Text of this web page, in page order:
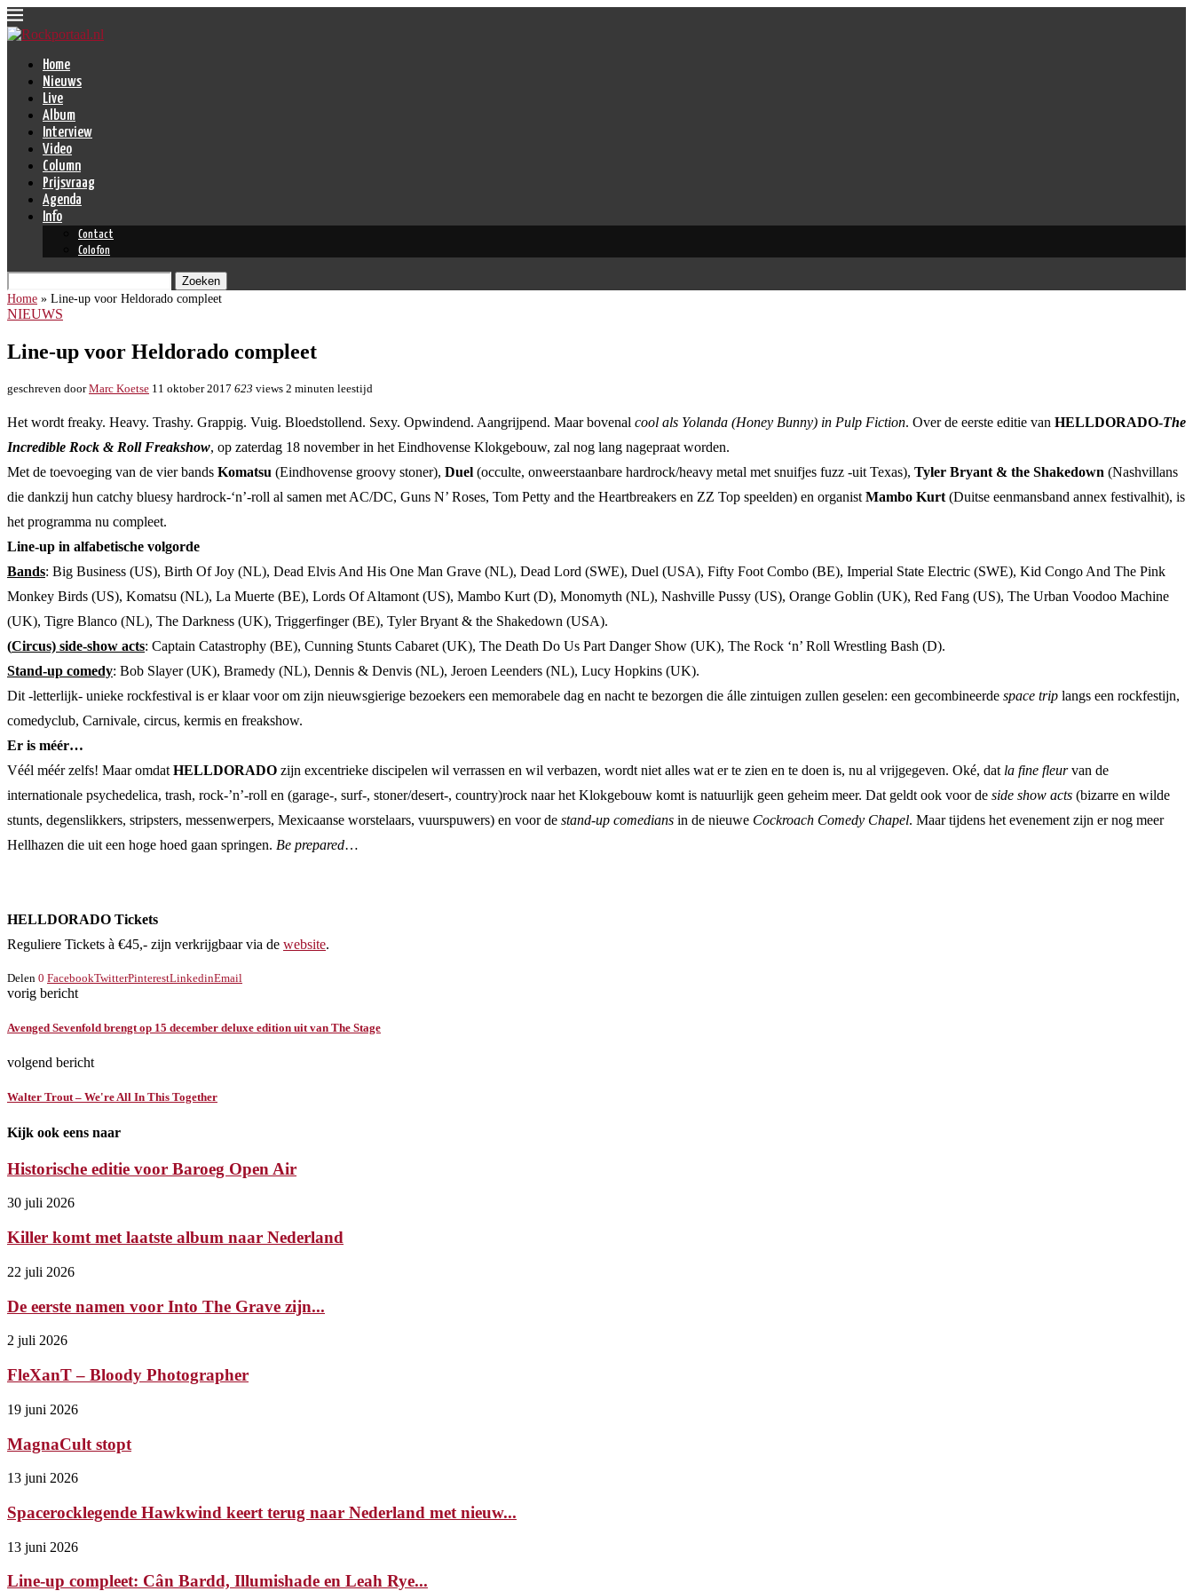
Home
Nieuws
Live
Album
Interview
Video
Column
Prijsvraag
Agenda
Info
Contact
Colofon
Zoeken
Home » Line-up voor Heldorado compleet
NIEUWS
Line-up voor Heldorado compleet
geschreven doorMarc Koetse 11 oktober 2017 623 views 2 minuten leestijd
Het wordt freaky. Heavy. Trashy. Grappig. Vuig. Bloedstollend. Sexy. Opwindend. Aangrijpend. Maar bovenal cool als Yolanda (Honey Bunny) in Pulp Fiction. Over de eerste editie van HELLDORADO-The
Incredible Rock & Roll Freakshow, op zaterdag 18 november in het Eindhovense Klokgebouw, zal nog lang nagepraat worden.
Met de toevoeging van de vier bands Komatsu (Eindhovense groovy stoner), Duel (occulte, onweerstaanbare hardrock/heavy metal met snuifjes fuzz -uit Texas), Tyler Bryant & the Shakedown (Nashvillans
die dankzij hun catchy bluesy hardrock-‘n’-roll al samen met AC/DC, Guns N’ Roses, Tom Petty and the Heartbreakers en ZZ Top speelden) en organist Mambo Kurt (Duitse eenmansband annex festivalhit), is
het programma nu compleet.
Line-up in alfabetische volgorde
Bands: Big Business (US), Birth Of Joy (NL), Dead Elvis And His One Man Grave (NL), Dead Lord (SWE), Duel (USA), Fifty Foot Combo (BE), Imperial State Electric (SWE), Kid Congo And The Pink
Monkey Birds (US), Komatsu (NL), La Muerte (BE), Lords Of Altamont (US), Mambo Kurt (D), Monomyth (NL), Nashville Pussy (US), Orange Goblin (UK), Red Fang (US), The Urban Voodoo Machine
(UK), Tigre Blanco (NL), The Darkness (UK), Triggerfinger (BE), Tyler Bryant & the Shakedown (USA).
(Circus) side-show acts: Captain Catastrophy (BE), Cunning Stunts Cabaret (UK), The Death Do Us Part Danger Show (UK), The Rock ‘n’ Roll Wrestling Bash (D).
Stand-up comedy: Bob Slayer (UK), Bramedy (NL), Dennis & Denvis (NL), Jeroen Leenders (NL), Lucy Hopkins (UK).
Dit -letterlijk- unieke rockfestival is er klaar voor om zijn nieuwsgierige bezoekers een memorabele dag en nacht te bezorgen die álle zintuigen zullen geselen: een gecombineerde space trip langs een rockfestijn,
comedyclub, Carnivale, circus, kermis en freakshow.
Er is méér…
Véél méér zelfs! Maar omdat HELLDORADO zijn excentrieke discipelen wil verrassen en wil verbazen, wordt niet alles wat er te zien en te doen is, nu al vrijgegeven. Oké, dat la fine fleurvan de
internationale psychedelica, trash, rock-’n’-roll en (garage-, surf-, stoner/desert-, country)rock naar het Klokgebouw komt is natuurlijk geen geheim meer. Dat geldt ook voor de side show acts (bizarre en wilde
stunts, degenslikkers, stripsters, messenwerpers, Mexicaanse worstelaars, vuurspuwers) en voor de stand-up comedians in de nieuwe Cockroach Comedy Chapel. Maar tijdens het evenement zijn er nog meer
Hellhazen die uit een hoge hoed gaan springen. Be prepared…
​HELLDORADO Tickets
Reguliere Tickets à €45,- zijn verkrijgbaar via de website.
Delen 0 FacebookTwitterPinterestLinkedinEmail
vorig bericht
Avenged Sevenfold brengt op 15 december deluxe edition uit van The Stage
volgend bericht
Walter Trout – We're All In This Together
Kijk ook eens naar
Historische editie voor Baroeg Open Air
30 juli 2026
Killer komt met laatste album naar Nederland
22 juli 2026
De eerste namen voor Into The Grave zijn...
2 juli 2026
FleXanT – Bloody Photographer
19 juni 2026
MagnaCult stopt
13 juni 2026
Spacerocklegende Hawkwind keert terug naar Nederland met nieuw...
13 juni 2026
Line-up compleet: Cân Bardd, Illumishade en Leah Rye...